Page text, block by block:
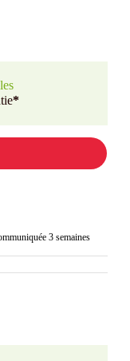
*
3 semaines